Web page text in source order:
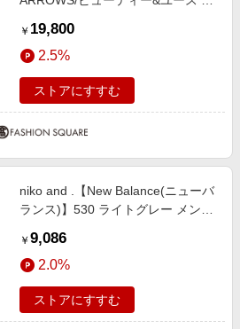
Balance＞M1000/スニーカー
GOLD 25cm
￥ 19,800
2.5%
ストアにすすむ
niko and .【New Balance(ニューバ
ランス)】530 ライトグレー メンズ
アンドエスティ（旧ドットエステ
ィ）
￥ 9,086
2.0%
ストアにすすむ